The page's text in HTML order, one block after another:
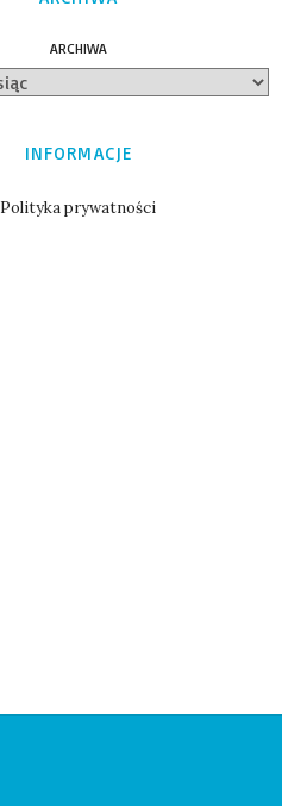
ARCHIWA
INFORMACJE
Polityka prywatności